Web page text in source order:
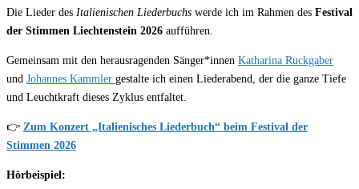
Die Lieder des Italienischen Liederbuchs werde ich im Rahmen des Festival
der Stimmen Liechtenstein 2026 aufführen.
Gemeinsam mit den herausragenden Sänger*innen Katharina Ruckgaber
und Johannes Kammler gestalte ich einen Liederabend, der die ganze Tiefe
und Leuchtkraft dieses Zyklus entfaltet.
👉 Zum Konzert „Italienisches Liederbuch“ beim Festival der
Stimmen 2026
Hörbeispiel: